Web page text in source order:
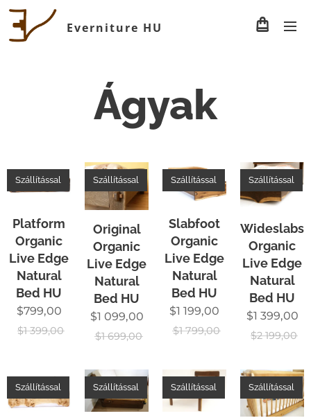
Everniture HU
Ágyak
Platform
Organic
Live Edge
Natural
Bed HU
Szállítással
$799,00
$1 399,00
Original
Organic
Live Edge
Natural
Bed HU
Szállítással
$1 099,00
$1 699,00
Slabfoot
Organic
Live Edge
Natural
Bed HU
Szállítással
$1 199,00
$1 799,00
Wideslabs
Organic
Live Edge
Natural
Bed HU
Szállítással
$1 399,00
$2 199,00
Szállítással Szállítással Szállítással Szállítással